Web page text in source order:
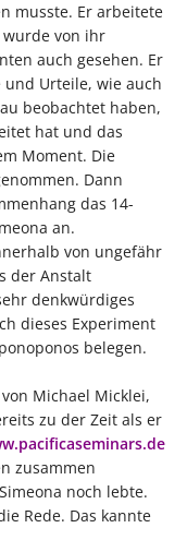
musste. Er arbeitete
von ihr
auch gesehen. Er
und Urteile, wie auch
beobachtet haben,
hat und das
Moment. Die
Dann
das 14-
an.
von ungefähr
der Anstalt
denkwürdiges
dieses Experiment
belegen.
Michael Micklei,
zu der Zeit als er
zusammen
noch lebte.
Rede. Das kannte